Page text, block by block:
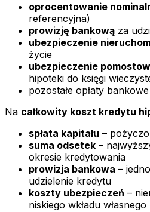
oprocentowanie
referencyjna)
prowizję bankową za
ubezpieczenie
życie
ubezpieczenie
hipoteki do księgi
pozostałe opłaty
Na całkowity koszt kredytu
spłata kapitału –
suma odsetek –
okresie kredytowania
prowizja bankowa –
udzielenie kredytu
koszty ubezpieczeń –
niskiego wkładu własnego